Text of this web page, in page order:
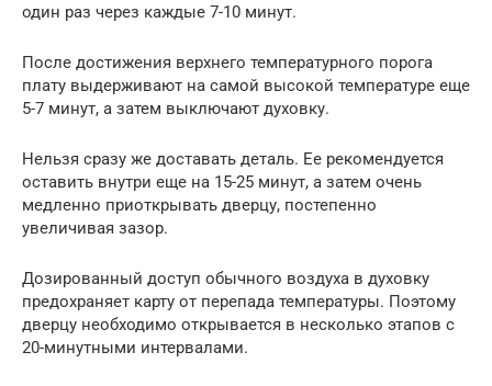
один раз через каждые 7-10 минут.
После достижения верхнего температурного порога
плату выдерживают на самой высокой температуре еще
5-7 минут, а затем выключают духовку.
Нельзя сразу же доставать деталь. Ее рекомендуется
оставить внутри еще на 15-25 минут, а затем очень
медленно приоткрывать дверцу, постепенно
увеличивая зазор.
Дозированный доступ обычного воздуха в духовку
предохраняет карту от перепада температуры. Поэтому
дверцу необходимо открывается в несколько этапов с
20-минутными интервалами.